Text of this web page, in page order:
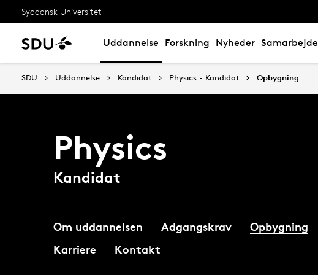
Syddansk Universitet
Uddannelse Forskning Nyheder Samarbejde
SDU Uddannelse Kandidat Physics - Kandidat Opbygning
Physics
Kandidat
Om uddannelsen Adgangskrav Opbygning
Karriere
Kontakt